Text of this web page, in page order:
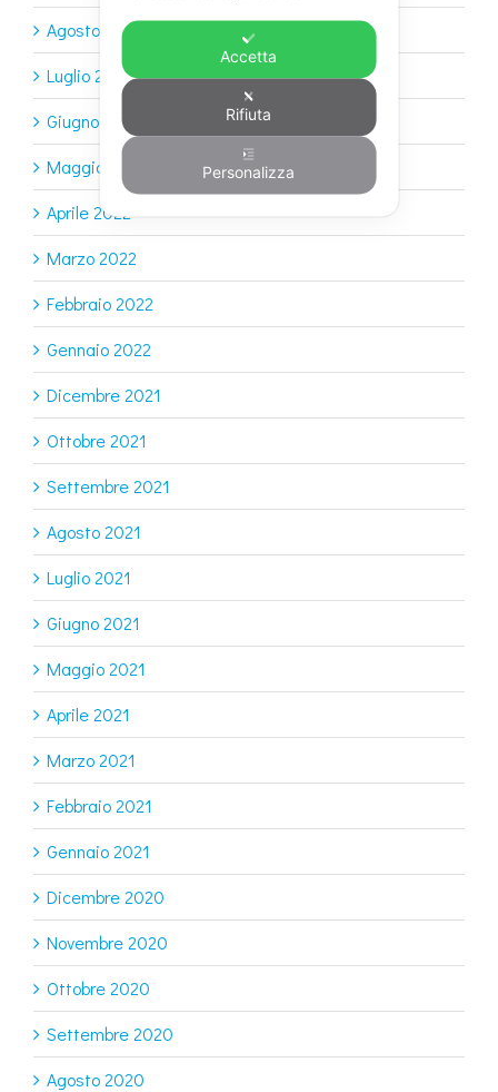
Agosto 2022
Luglio 2022
Giugno 2022
Maggio 2022
Aprile 2022
Marzo 2022
Febbraio 2022
Gennaio 2022
Dicembre 2021
Ottobre 2021
Settembre 2021
Agosto 2021
Luglio 2021
Giugno 2021
Maggio 2021
Aprile 2021
Marzo 2021
Febbraio 2021
Gennaio 2021
Dicembre 2020
Novembre 2020
Ottobre 2020
Settembre 2020
Agosto 2020
Accetta
Rifiuta
Personalizza